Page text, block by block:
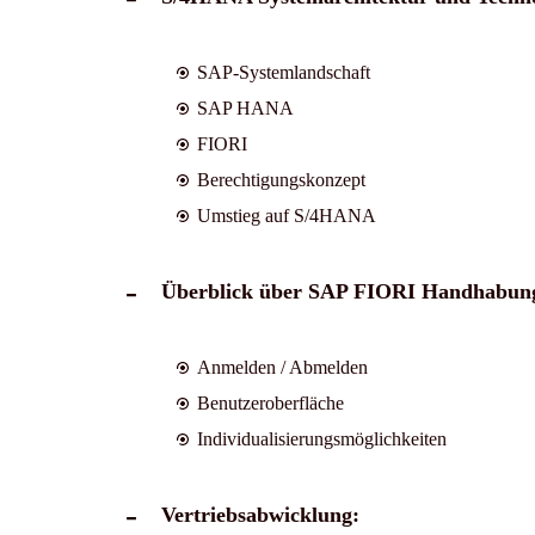
SAP-Systemlandschaft
SAP HANA
FIORI
Berechtigungskonzept
Umstieg auf S/4HANA
Überblick über SAP FIORI
Anmelden / Abmelden
Benutzeroberfläche
Individualisierungsmöglichkeiten
Vertriebsabwicklung: